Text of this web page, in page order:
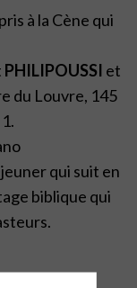
à la Cène qui
PHILIPOUSSI et
du Louvre, 145
qui suit en
biblique qui